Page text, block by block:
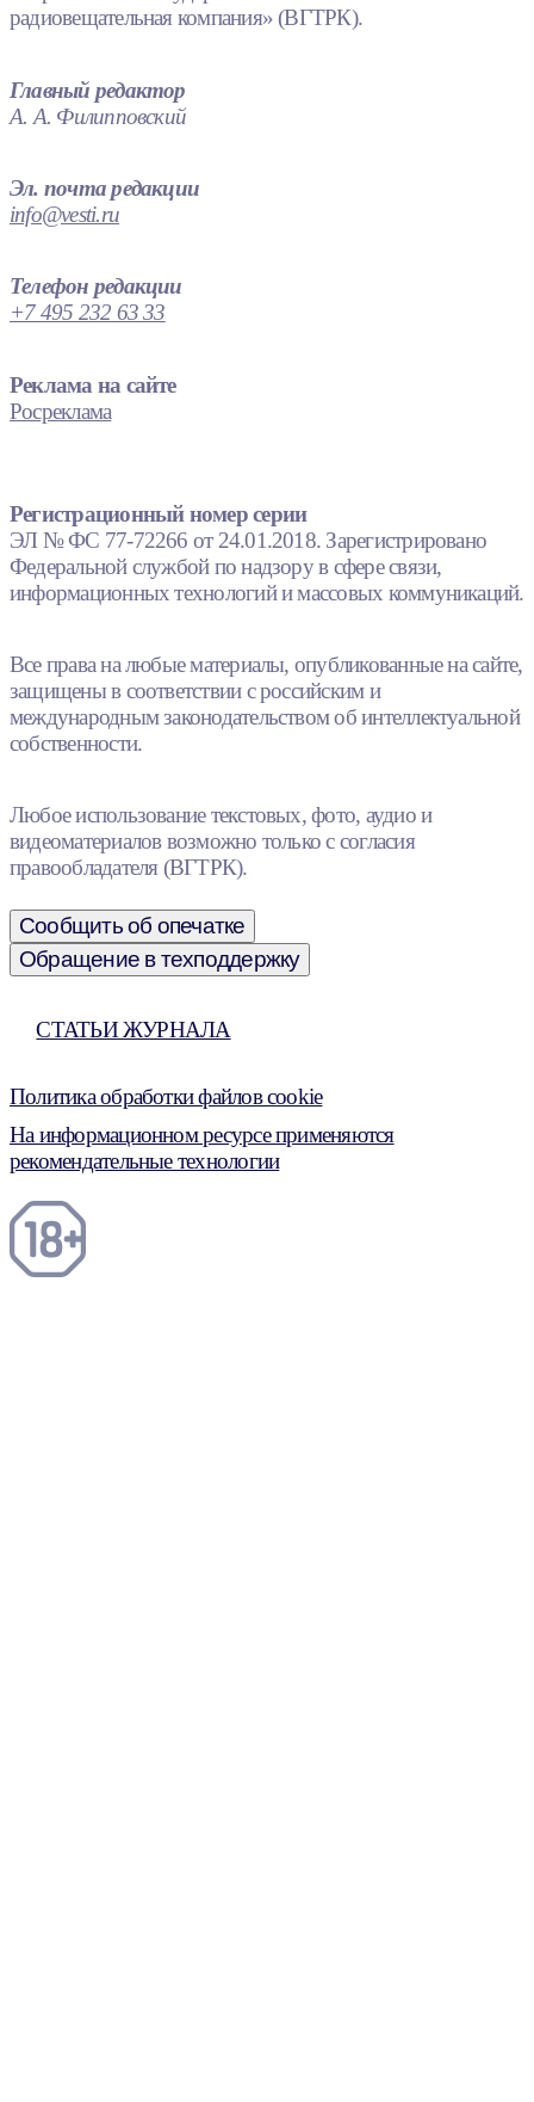
радиовещательная компания» (ВГТРК).
Главный редактор
А. А. Филипповский
Эл. почта редакции
info@vesti.ru
Телефон редакции
+7 495 232 63 33
Реклама на сайте
Росреклама
Регистрационный номер серии
ЭЛ № ФС 77-72266 от 24.01.2018. Зарегистрировано
Федеральной службой по надзору в сфере связи,
информационных технологий и массовых коммуникаций.
Все права на любые материалы, опубликованные на сайте,
защищены в соответствии с российским и
международным законодательством об интеллектуальной
собственности.
Любое использование текстовых, фото, аудио и
видеоматериалов возможно только с согласия
правообладателя (ВГТРК).
Сообщить об опечатке
Обращение в техподдержку
СТАТЬИ ЖУРНАЛА
Политика обработки файлов cookie
На информационном ресурсе применяются
рекомендательные технологии